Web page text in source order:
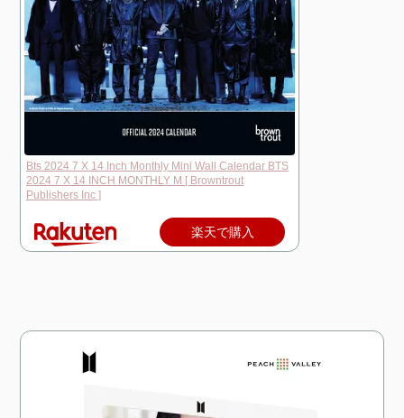
Bts 2024 7 X 14 Inch Monthly Mini Wall Calendar BTS
2024 7 X 14 INCH MONTHLY M [ Browntrout
Publishers Inc ]
楽天で購入